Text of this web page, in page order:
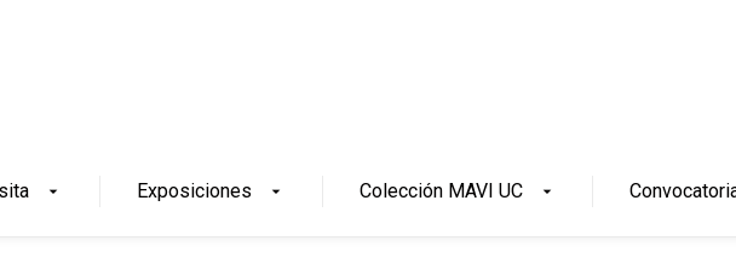
arrow_drop_down Exposiciones arrow_drop_down Colección MAVI UC arrow_drop_down